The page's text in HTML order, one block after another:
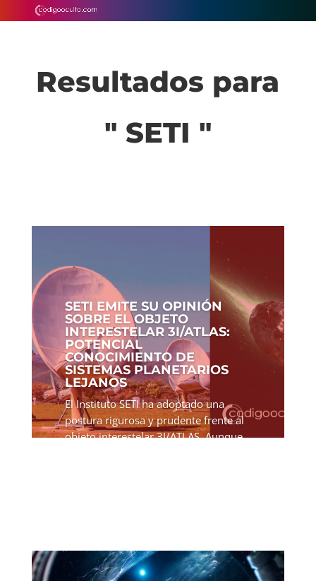
Resultados para
" SETI "
SETI EMITE SU OPINIÓN
SOBRE EL OBJETO
INTERESTELAR 3I/ATLAS:
POTENCIAL
CONOCIMIENTO DE
SISTEMAS PLANETARIOS
LEJANOS
El Instituto SETI ha adoptado una
postura rigurosa y prudente frente al
objeto interestelar 3I/ATLAS. Aunque